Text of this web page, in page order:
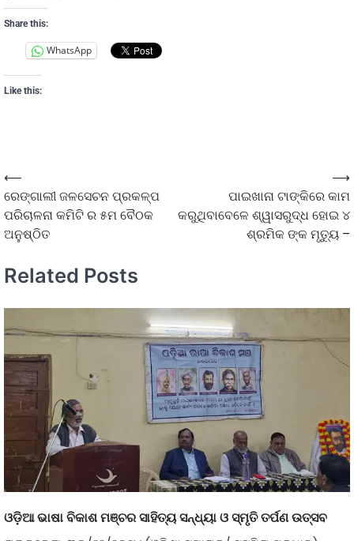
Share this:
WhatsApp
Like this:
⟵
ରେଙ୍ଗାଲୀ ଜଳସେଚନ ପ୍ରକଳ୍ପ
ପରିଚାଳନା କମିଟି ର ୫ମ ବୈଠକ
ଅନୁଷ୍ଠିତ
ପାଇଖାନା ଟାଙ୍କିରେ କାମ
କରୁଥିବାବେଳେ ଶ୍ୱାସରୁଦ୍ଧ ହୋଇ ୪
ଶ୍ରମିକ ଙ୍କ ମୃତ୍ୟୁ –
⟶
Related Posts
ଓଡ଼ିଆ ଭାଷା ବିକାଶ ମଞ୍ଚର ସାହିତ୍ୟ ସନ୍ଧ୍ୟା ଓ ସ୍ମୃତି ତର୍ପଣ ଉତ୍ସବ